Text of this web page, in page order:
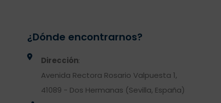
¿Dónde encontrarnos?
Dirección:
Avenida Rectora Rosario Valpuesta 1,
41089 - Dos Hermanas (Sevilla, España)